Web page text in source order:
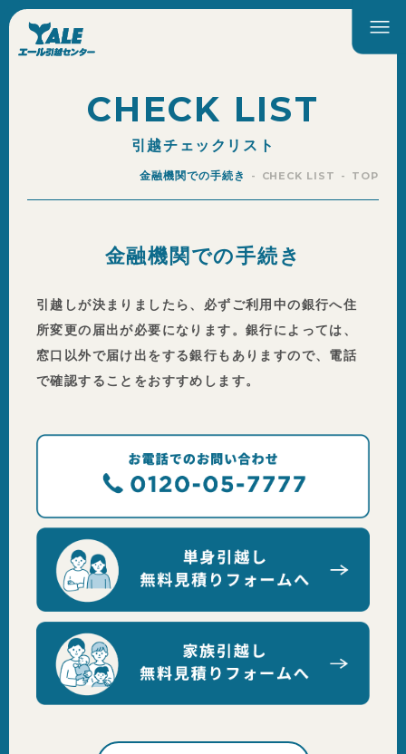
CHECK LIST
引越チェックリスト
TOP
CHECK LIST
金融機関での手続き
金融機関での手続き
引越しが決まりましたら、必ずご利用中の銀行へ住
所変更の届出が必要になります。銀行によっては、
窓口以外で届け出をする銀行もありますので、電話
で確認することをおすすめします。